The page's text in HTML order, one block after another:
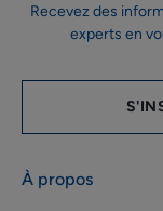
Recevez des
experts en
À propos